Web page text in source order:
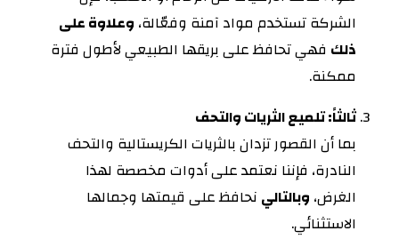
الشركة تستخدم مواد آمنة وفعّالة، وعلاوة على
ذلك فهي تحافظ على بريقها الطبيعي لأطول فترة
ممكنة.
ثالثاً: تلميع الثريات والتحف
بما أن القصور تزدان بالثريات الكريستالية والتحف
النادرة، فإننا نعتمد على أدوات مخصصة لهذا
الغرض، وبالتالي نحافظ على قيمتها وجمالها
الاستثنائي.